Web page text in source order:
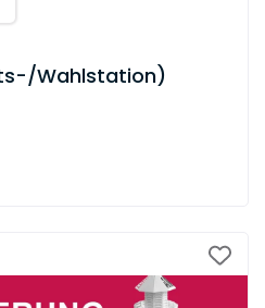
Wahlstation)